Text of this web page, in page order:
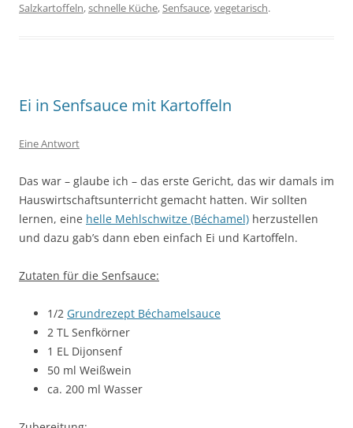
Salzkartoffeln,schnelle Küche,Senfsauce,vegetarisch.
Ei in Senfsauce mit Kartoffeln
Eine Antwort
Das war – glaube ich – das erste Gericht, das wir damals im
Hauswirtschaftsunterricht gemacht hatten. Wir sollten
lernen, eine helle Mehlschwitze (Béchamel) herzustellen
und dazu gab’s dann eben einfach Ei und Kartoffeln.
Zutaten für die Senfsauce:
1/2 Grundrezept Béchamelsauce
2 TL Senfkörner
1 EL Dijonsenf
50 ml Weißwein
ca. 200 ml Wasser